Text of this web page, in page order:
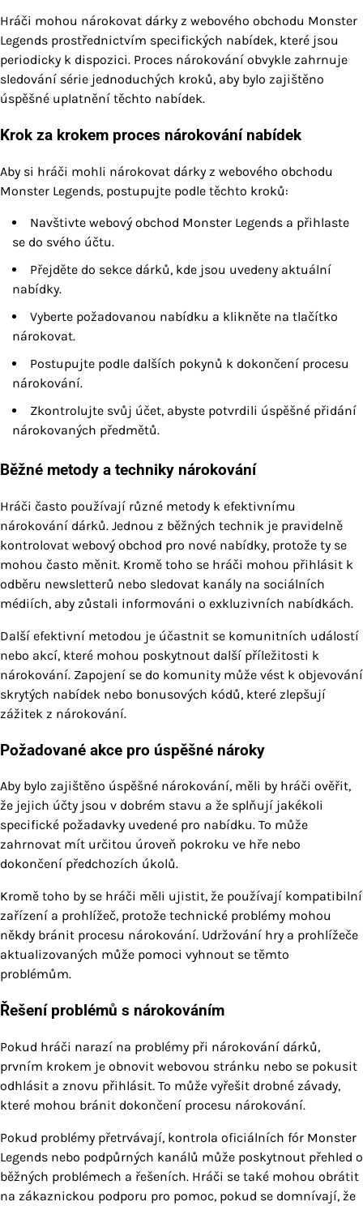
Hráči mohou nárokovat dárky z webového obchodu Monster
Legends prostřednictvím specifických nabídek, které jsou
periodicky k dispozici. Proces nárokování obvykle zahrnuje
sledování série jednoduchých kroků, aby bylo zajištěno
úspěšné uplatnění těchto nabídek.
Krok za krokem proces nárokování nabídek
Aby si hráči mohli nárokovat dárky z webového obchodu
Monster Legends, postupujte podle těchto kroků:
Navštivte webový obchod Monster Legends a přihlaste
se do svého účtu.
Přejděte do sekce dárků, kde jsou uvedeny aktuální
nabídky.
Vyberte požadovanou nabídku a klikněte na tlačítko
nárokovat.
Postupujte podle dalších pokynů k dokončení procesu
nárokování.
Zkontrolujte svůj účet, abyste potvrdili úspěšné přidání
nárokovaných předmětů.
Běžné metody a techniky nárokování
Hráči často používají různé metody k efektivnímu
nárokování dárků. Jednou z běžných technik je pravidelně
kontrolovat webový obchod pro nové nabídky, protože ty se
mohou často měnit. Kromě toho se hráči mohou přihlásit k
odběru newsletterů nebo sledovat kanály na sociálních
médiích, aby zůstali informováni o exkluzivních nabídkách.
Další efektivní metodou je účastnit se komunitních událostí
nebo akcí, které mohou poskytnout další příležitosti k
nárokování. Zapojení se do komunity může vést k objevování
skrytých nabídek nebo bonusových kódů, které zlepšují
zážitek z nárokování.
Požadované akce pro úspěšné nároky
Aby bylo zajištěno úspěšné nárokování, měli by hráči ověřit,
že jejich účty jsou v dobrém stavu a že splňují jakékoli
specifické požadavky uvedené pro nabídku. To může
zahrnovat mít určitou úroveň pokroku ve hře nebo
dokončení předchozích úkolů.
Kromě toho by se hráči měli ujistit, že používají kompatibilní
zařízení a prohlížeč, protože technické problémy mohou
někdy bránit procesu nárokování. Udržování hry a prohlížeče
aktualizovaných může pomoci vyhnout se těmto
problémům.
Řešení problémů s nárokováním
Pokud hráči narazí na problémy při nárokování dárků,
prvním krokem je obnovit webovou stránku nebo se pokusit
odhlásit a znovu přihlásit. To může vyřešit drobné závady,
které mohou bránit dokončení procesu nárokování.
Pokud problémy přetrvávají, kontrola oficiálních fór Monster
Legends nebo podpůrných kanálů může poskytnout přehled o
běžných problémech a řešeních. Hráči se také mohou obrátit
na zákaznickou podporu pro pomoc, pokud se domnívají, že